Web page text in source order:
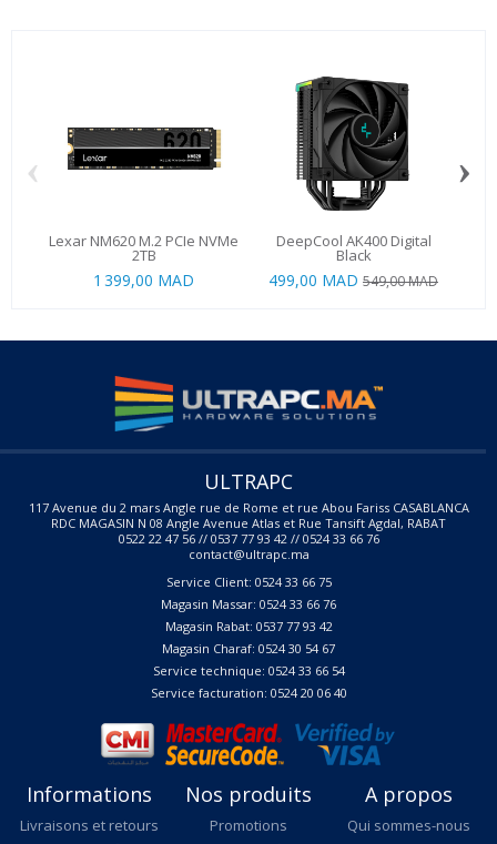
Lexar NM620 M.2 PCIe NVMe
2TB
1 399,00 MAD
DeepCool AK400 Digital
Black
499,00 MAD 549,00 MAD
‹ ›
ULTRAPC
117 Avenue du 2 mars Angle rue de Rome et rue Abou Fariss CASABLANCA
RDC MAGASIN N 08 Angle Avenue Atlas et Rue Tansift Agdal, RABAT
0522 22 47 56 // 0537 77 93 42 // 0524 33 66 76
contact@ultrapc.ma
Service Client: 0524 33 66 75
Magasin Massar: 0524 33 66 76
Magasin Rabat: 0537 77 93 42
Magasin Charaf: 0524 30 54 67
Service technique: 0524 33 66 54
Service facturation: 0524 20 06 40
Informations
Livraisons et retours
Nos produits
Promotions
A propos
Qui sommes-nous